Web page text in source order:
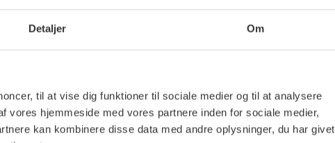
Detaljer Om
til at vise dig funktioner til sociale medier og til at analysere
vores hjemmeside med vores partnere inden for sociale medier,
kan kombinere disse data med andre oplysninger, du har givet
Simonelli
Profitec